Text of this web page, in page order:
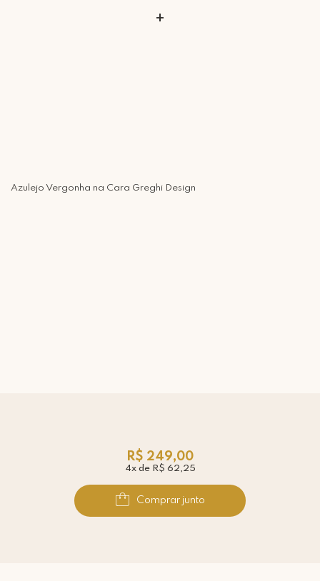
+
Azulejo Vergonha na Cara Greghi Design
R$ 249,00
4x de R$ 62,25
Comprar junto